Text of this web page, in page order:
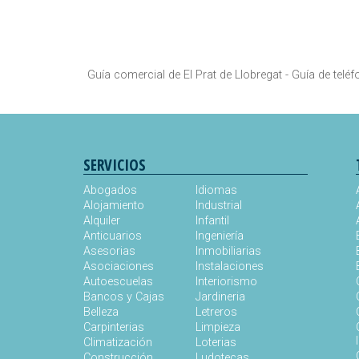
Guía comercial de El Prat de Llobregat - Guía de
SERVICIOS
Abogados
Alojamiento
Alquiler
Anticuarios
Asesorias
Asociaciones
Autoescuelas
Bancos y Cajas
Belleza
Carpinterias
Climatización
Idiomas
Industrial
Infantil
Ingeniería
Inmobiliarias
Instalaciones
Interiorismo
Jardineria
Letreros
Limpieza
Loterias